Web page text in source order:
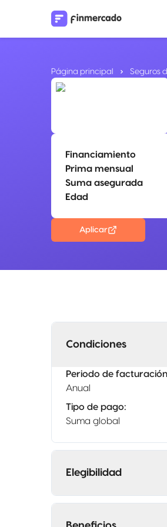
Página principal Seguros
Financiamiento
Prima mensual
Suma asegurada
Edad
Aplicar
Condiciones
Periodo de facturación
Anual
Tipo de pago:
Suma global
Elegibilidad